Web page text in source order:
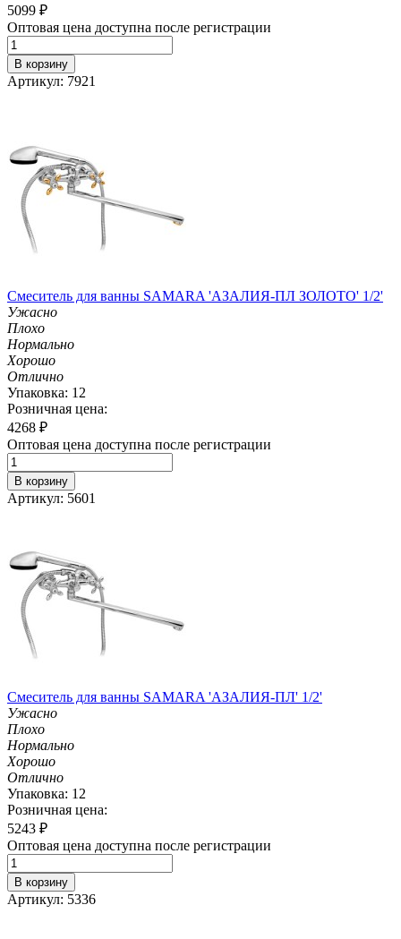
5099 ₽
Оптовая цена доступна после регистрации
В корзину
Артикул: 7921
Смеситель для ванны SAMARA 'АЗАЛИЯ-ПЛ ЗОЛОТО' 1/2'
Ужасно
Плохо
Нормально
Хорошо
Отлично
Упаковка: 12
Розничная цена:
4268 ₽
Оптовая цена доступна после регистрации
В корзину
Артикул: 5601
Смеситель для ванны SAMARA 'АЗАЛИЯ-ПЛ' 1/2'
Ужасно
Плохо
Нормально
Хорошо
Отлично
Упаковка: 12
Розничная цена:
5243 ₽
Оптовая цена доступна после регистрации
В корзину
Артикул: 5336